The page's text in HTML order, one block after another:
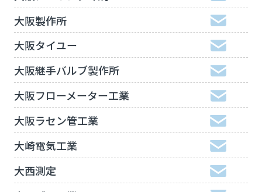
大阪製作所
大阪タイユー
大阪継手バルブ製作所
大阪フローメーター工業
大阪ラセン管工業
大崎電気工業
大西測定